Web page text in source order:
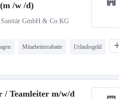
/w /d)
GmbH & Co.KG
Mitarbeiterrabatte Urlaubsgeld
/ Teamleiter m/w/d